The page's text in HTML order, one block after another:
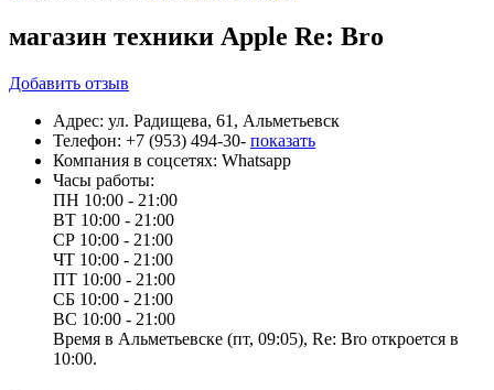
магазин техники Apple Re: Bro
Добавить отзыв
Адрес: ул. Радищева, 61, Альметьевск
Телефон: +7 (953) 494-30- показать
Компания в соцсетях: Whatsapp
Часы работы:
ПН 10:00 - 21:00
ВТ 10:00 - 21:00
СР 10:00 - 21:00
ЧТ 10:00 - 21:00
ПТ 10:00 - 21:00
СБ 10:00 - 21:00
ВС 10:00 - 21:00
Время в Альметьевске (пт, 09:05), Re: Bro откроется в
10:00.